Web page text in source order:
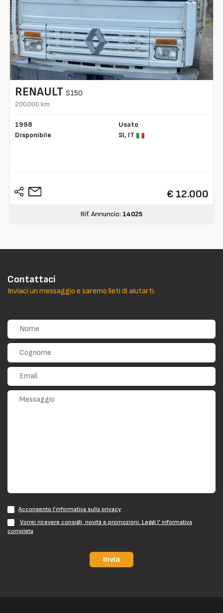
RENAULT S150
200.000 km
1998
Disponibile
Usato
SI, IT
€ 12.000
Rif. Annuncio: 14025
Contattaci
Inviaci un messaggio e saremo lieti di aiutarti.
Acconsento l'informativa sulla privacy
Vorrei ricevere consigli, novità e promozioni. Leggi l' informativa
completa
Invia